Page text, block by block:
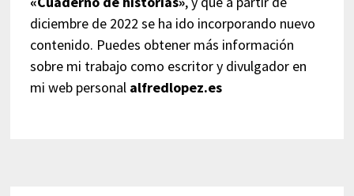
diciembre de 2022 se ha ido incorporando nuevo
contenido. Puedes obtener más información
sobre mi trabajo como escritor y divulgador en
mi web personal alfredlopez.es